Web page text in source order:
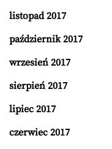
listopad 2017
październik 2017
wrzesień 2017
sierpień 2017
lipiec 2017
czerwiec 2017